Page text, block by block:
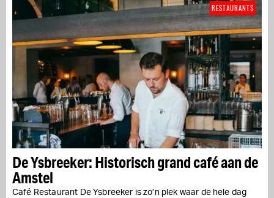
De Ysbreeker: Historisch grand café aan de
Amstel
Café Restaurant De Ysbreeker is zo’n plek waar de hele dag
RESTAURANTS